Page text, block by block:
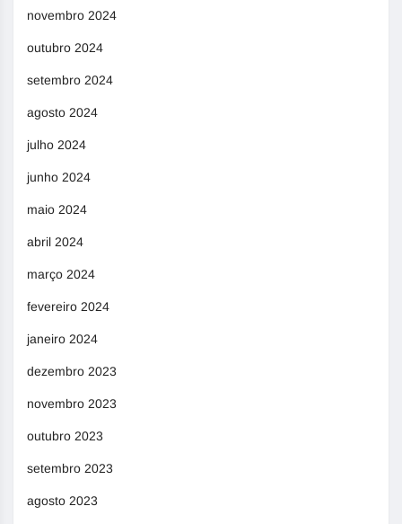
novembro 2024
outubro 2024
setembro 2024
agosto 2024
julho 2024
junho 2024
maio 2024
abril 2024
março 2024
fevereiro 2024
janeiro 2024
dezembro 2023
novembro 2023
outubro 2023
setembro 2023
agosto 2023